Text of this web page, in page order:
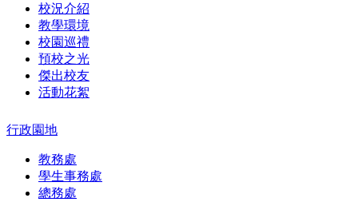
校況介紹
教學環境
校園巡禮
預校之光
傑出校友
活動花絮
行政園地
教務處
學生事務處
總務處